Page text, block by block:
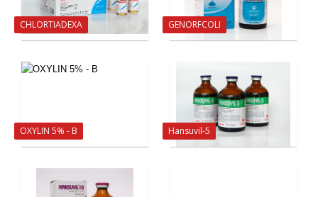
CHLORTIADEXA GENORFCOLI
OXYLIN 5% - B Hansuvil-5